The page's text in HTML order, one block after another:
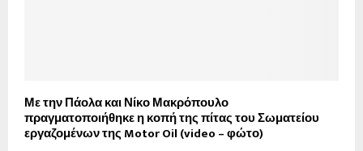
Με την Πάολα και Νίκο Μακρόπουλο
πραγματοποιήθηκε η κοπή της πίτας του Σωματείου
εργαζομένων της Motor Oil (video – φώτο)